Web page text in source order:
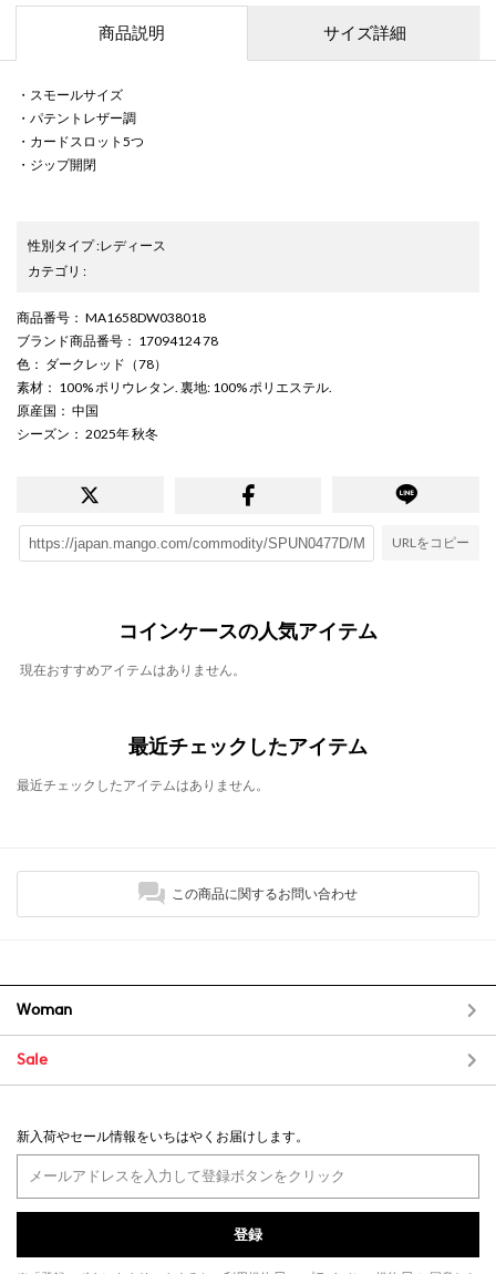
商品説明 サイズ詳細
・スモールサイズ
・パテントレザー調
・カードスロット5つ
・ジップ開閉
性別タイプ:レディース
カテゴリ :
商品番号 ： MA1658DW038018
ブランド商品番号 ： 17094124 78
色 ： ダークレッド（78）
素材 ： 100% ポリウレタン. 裏地: 100% ポリエステル.
原産国 ： 中国
シーズン ： 2025年 秋冬
URLをコピー
コインケースの人気アイテム
現在おすすめアイテムはありません。
最近チェックしたアイテム
最近チェックしたアイテムはありません。
この商品に関するお問い合わせ
Woman
Sale
新入荷やセール情報をいちはやくお届けします。
登録